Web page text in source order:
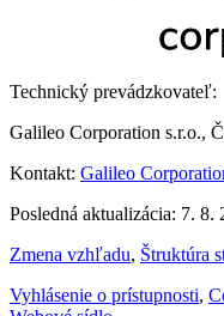
Technický prevádzkovateľ:
Galileo Corporation s.r.o.,
Kontakt: Galileo
Posledná aktualizácia: 7. 8.
Zmena vzhľadu, Štruktúra
Vyhlásenie o prístupnosti,